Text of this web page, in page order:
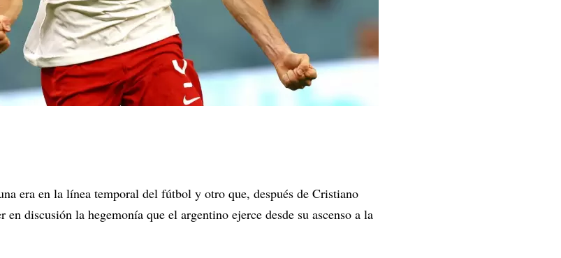
era en la línea temporal del fútbol y otro que, después de Cristiano
discusión la hegemonía que el argentino ejerce desde su ascenso a la